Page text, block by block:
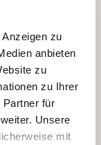
zu
anbieten
zu
zu Ihrer
Partner für
Unsere
mit
und
und
ein Besuch
und
Was